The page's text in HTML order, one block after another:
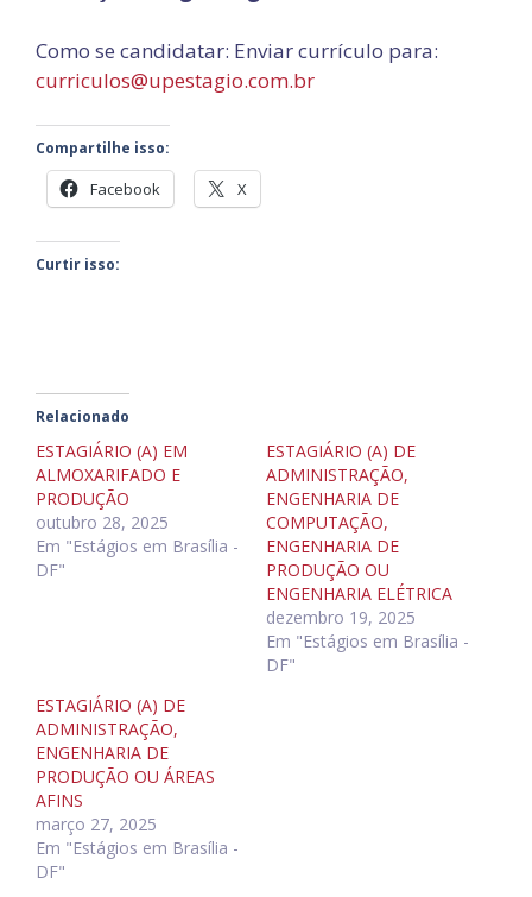
Como se candidatar: Enviar currículo para:
curriculos@upestagio.com.br
Compartilhe isso:
Facebook X
Curtir isso:
Relacionado
ESTAGIÁRIO (A) EM
ALMOXARIFADO E
PRODUÇÃO
outubro 28, 2025
Em "Estágios em Brasília -
DF"
ESTAGIÁRIO (A) DE
ADMINISTRAÇÃO,
ENGENHARIA DE
COMPUTAÇÃO,
ENGENHARIA DE
PRODUÇÃO OU
ENGENHARIA ELÉTRICA
dezembro 19, 2025
Em "Estágios em Brasília -
DF"
ESTAGIÁRIO (A) DE
ADMINISTRAÇÃO,
ENGENHARIA DE
PRODUÇÃO OU ÁREAS
AFINS
março 27, 2025
Em "Estágios em Brasília -
DF"